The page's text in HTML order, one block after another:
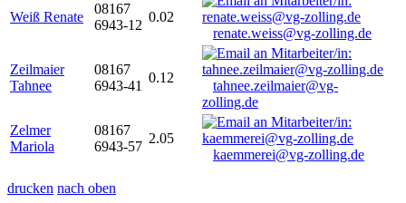
Weiß Renate
08167
6943-12
0.02
renate.weiss@vg-zolling.de
Zeilmaier
Tahnee
08167
6943-41
0.12
tahnee.zeilmaier@vg-
zolling.de
Zelmer
Mariola
08167
6943-57
2.05
kaemmerei@vg-zolling.de
drucken nach oben